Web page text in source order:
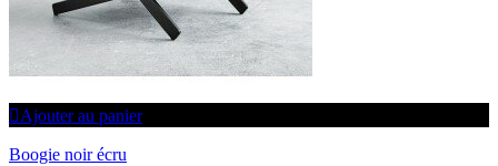
Ajouter au panier
Boogie noir écru